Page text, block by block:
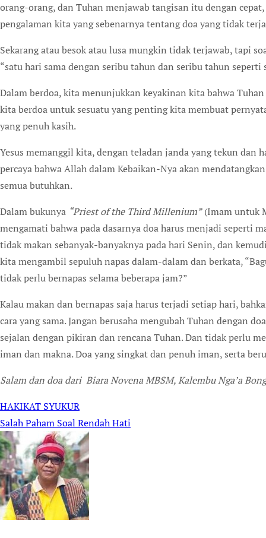
orang-orang, dan Tuhan menjawab tangisan itu dengan
pengalaman kita yang sebenarnya tentang doa yang tidak
Sekarang atau besok atau lusa mungkin tidak terjawab, tapi
“satu hari sama dengan seribu tahun dan seribu tahun seperti
Dalam berdoa, kita menunjukkan keyakinan kita bahwa
kita berdoa untuk sesuatu yang penting kita membuat
yang penuh kasih.
Yesus memanggil kita, dengan teladan janda yang tekun
percaya bahwa Allah dalam Kebaikan-Nya akan
semua butuhkan.
Dalam bukunya “Priest of the Third Millenium”(Imam untuk
mengamati bahwa pada dasarnya doa harus menjadi seperti
tidak makan sebanyak-banyaknya pada hari Senin, dan
kita mengambil sepuluh napas dalam-dalam dan berkata,
tidak perlu bernapas selama beberapa jam?”
Kalau makan dan bernapas saja harus terjadi setiap hari,
cara yang sama. Jangan berusaha mengubah Tuhan dengan
sejalan dengan pikiran dan rencana Tuhan. Dan tidak perlu
iman dan makna. Doa yang singkat dan penuh iman, serta
Salam dan doa dari Biara Novena MBSM, Kalembu Nga’a
Post
navigation
HAKIKAT SYUKUR
Salah Paham Soal Rendah Hati